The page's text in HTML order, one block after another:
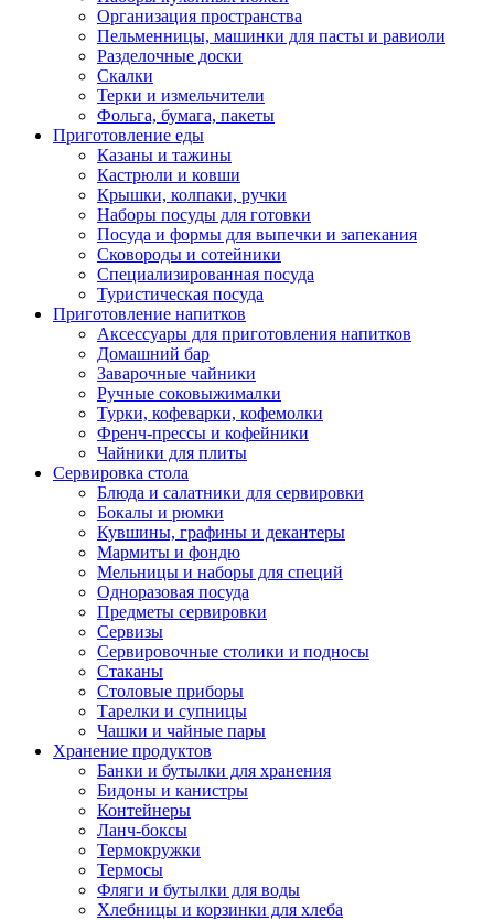
Организация пространства
Пельменницы, машинки для пасты и равиоли
Разделочные доски
Скалки
Терки и измельчители
Фольга, бумага, пакеты
Приготовление еды
Казаны и тажины
Кастрюли и ковши
Крышки, колпаки, ручки
Наборы посуды для готовки
Посуда и формы для выпечки и запекания
Сковороды и сотейники
Специализированная посуда
Туристическая посуда
Приготовление напитков
Аксессуары для приготовления напитков
Домашний бар
Заварочные чайники
Ручные соковыжималки
Турки, кофеварки, кофемолки
Френч-прессы и кофейники
Чайники для плиты
Сервировка стола
Блюда и салатники для сервировки
Бокалы и рюмки
Кувшины, графины и декантеры
Мармиты и фондю
Мельницы и наборы для специй
Одноразовая посуда
Предметы сервировки
Сервизы
Сервировочные столики и подносы
Стаканы
Столовые приборы
Тарелки и супницы
Чашки и чайные пары
Хранение продуктов
Банки и бутылки для хранения
Бидоны и канистры
Контейнеры
Ланч-боксы
Термокружки
Термосы
Фляги и бутылки для воды
Хлебницы и корзинки для хлеба